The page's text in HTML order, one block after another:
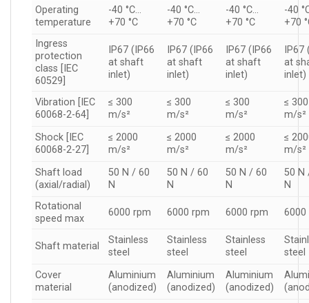
Operating
temperature
-40 °C…
+70 °C
-40 °C…
+70 °C
-40 °C…
+70 °C
-40
+70
Ingress
protection
class [IEC
60529]
IP67 (IP66
at shaft
inlet)
IP67 (IP66
at shaft
inlet)
IP67 (IP66
at shaft
inlet)
IP67
at
inlet)
Vibration [IEC
60068-2-64]
≤ 300
m/s²
≤ 300
m/s²
≤ 300
m/s²
≤ 300
m/s²
Shock [IEC
60068-2-27]
≤ 2000
m/s²
≤ 2000
m/s²
≤ 2000
m/s²
≤
m/s²
Shaft load
(axial/radial)
50 N / 60
N
50 N / 60
N
50 N / 60
N
50 N
N
Rotational
speed max
6000 rpm 6000 rpm 6000 rpm 6000
Shaft material
Stainless
steel
Stainless
steel
Stainless
steel
steel
Cover
material
Aluminium
(anodized)
Aluminium
(anodized)
Aluminium
(anodized)